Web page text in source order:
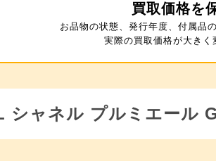
買取価格を
お品物の状態、発行年度、付属品
実際の買取価格が大きく
シャネル プルミエール